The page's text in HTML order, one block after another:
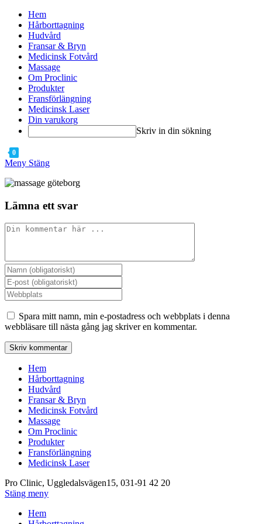
Hoppa
innehållet
Hem
Hårborttagning
Hudvård
Fransar & Bryn
Medicinsk Fotvård
Massage
Om Proclinic
Produkter
Fransförlängning
Medicinsk Laser
Din varukorg
Skriv in din sökning
0
Meny Stäng
Lämna ett svar
Kommentar
Ange
ditt
namn
eller
användarnamn
för
att
kommentera
Ange
din
e-
postadress
för
att
kommentera
Ange
URL
till
din
(valfritt)
Spara mitt namn, min e-postadress och webbplats i denna
webbläsare till nästa gång jag skriver en kommentar.
Hem
Hårborttagning
Hudvård
Fransar & Bryn
Medicinsk Fotvård
Massage
Om Proclinic
Produkter
Fransförlängning
Medicinsk Laser
Pro Clinic, Uggledalsvägen15, 031-91 42 20
Stäng meny
Hem